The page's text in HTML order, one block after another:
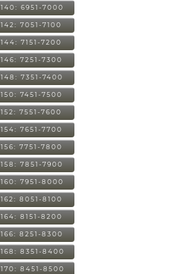
140: 6951-7000
142: 7051-7100
144: 7151-7200
146: 7251-7300
148: 7351-7400
150: 7451-7500
152: 7551-7600
154: 7651-7700
156: 7751-7800
158: 7851-7900
160: 7951-8000
162: 8051-8100
164: 8151-8200
166: 8251-8300
168: 8351-8400
170: 8451-8500